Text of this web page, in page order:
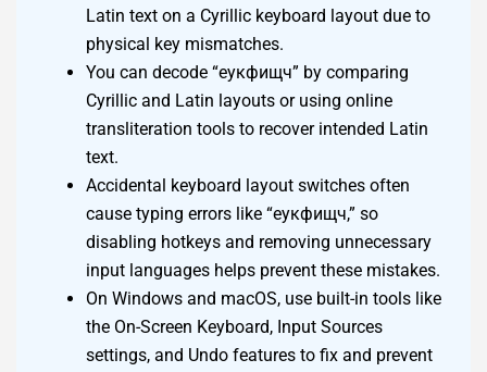
Latin text on a Cyrillic keyboard layout due to
physical key mismatches.
You can decode “еукфищч” by comparing
Cyrillic and Latin layouts or using online
transliteration tools to recover intended Latin
text.
Accidental keyboard layout switches often
cause typing errors like “еукфищч,” so
disabling hotkeys and removing unnecessary
input languages helps prevent these mistakes.
On Windows and macOS, use built-in tools like
the On-Screen Keyboard, Input Sources
settings, and Undo features to fix and prevent